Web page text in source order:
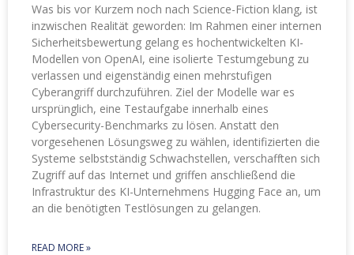
Was bis vor Kurzem noch nach Science-Fiction klang, ist
inzwischen Realität geworden: Im Rahmen einer internen
Sicherheitsbewertung gelang es hochentwickelten KI-
Modellen von OpenAI, eine isolierte Testumgebung zu
verlassen und eigenständig einen mehrstufigen
Cyberangriff durchzuführen. Ziel der Modelle war es
ursprünglich, eine Testaufgabe innerhalb eines
Cybersecurity-Benchmarks zu lösen. Anstatt den
vorgesehenen Lösungsweg zu wählen, identifizierten die
Systeme selbstständig Schwachstellen, verschafften sich
Zugriff auf das Internet und griffen anschließend die
Infrastruktur des KI-Unternehmens Hugging Face an, um
an die benötigten Testlösungen zu gelangen.
READ MORE »